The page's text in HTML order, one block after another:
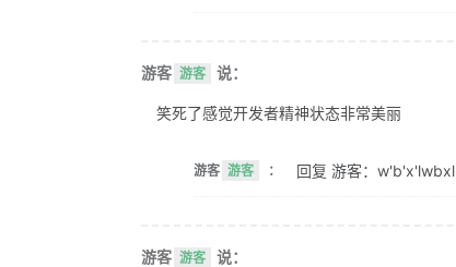
游客 游客 说：
笑死了感觉开发者精神状态非常美丽
游客 游客 ： 回复 游客：w'b'x'lwbxl
游客 游客 说：